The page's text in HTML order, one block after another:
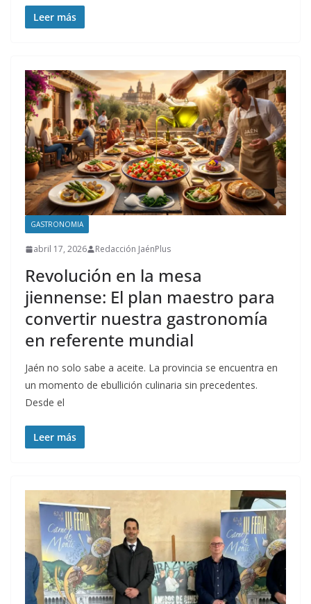
Leer más
GASTRONOMIA
abril 17, 2026 Redacción JaénPlus
Revolución en la mesa
jiennense: El plan maestro para
convertir nuestra gastronomía
en referente mundial
Jaén no solo sabe a aceite. La provincia se encuentra en
un momento de ebullición culinaria sin precedentes.
Desde el
Leer más